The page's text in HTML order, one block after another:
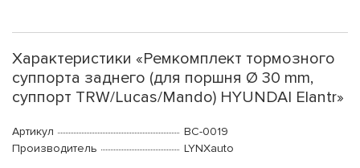
Характеристики «Ремкомплект тормозного
суппорта заднего (для поршня Ø 30 mm,
суппорт TRW/Lucas/Mando) HYUNDAI Elantr»
Артикул
BC-0019
Производитель
LYNXauto